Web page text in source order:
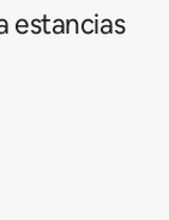
estancias